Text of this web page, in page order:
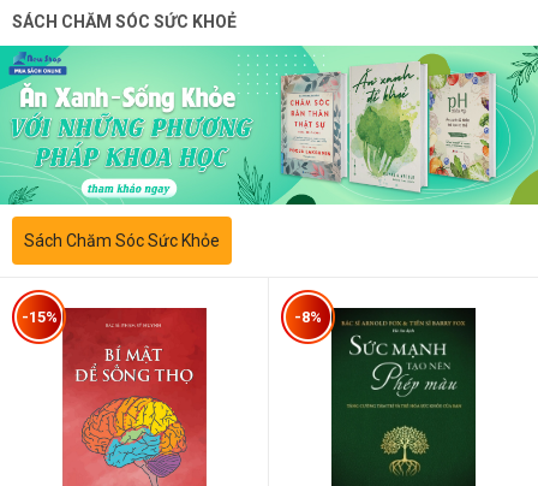
SÁCH CHĂM SÓC SỨC KHOẺ
Sách Chăm Sóc Sức Khỏe
-15% -8%